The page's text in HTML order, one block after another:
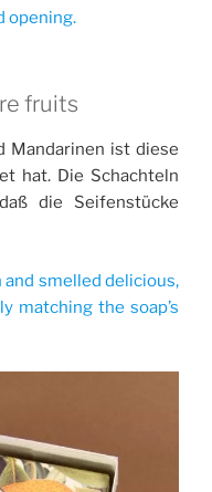
opening.
fruits
Mandarinen ist diese
hat. Die Schachteln
die Seifenstücke
smelled delicious,
matching the soap’s